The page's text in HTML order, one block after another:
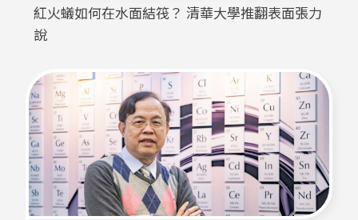
紅火蟻如何在水面結筏？ 清華大學推翻表面張力
說